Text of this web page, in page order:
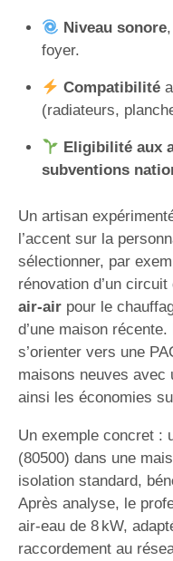
Niveau sonore
foyer.
Compatibilité
(radiateurs,
Eligibilité aux
subventions
Un artisan
l’accent sur la
sélectionner, par
rénovation d’un
air-air pour le
d’une maison
s’orienter vers une
maisons neuves avec
ainsi les économies
Un exemple concret :
(80500) dans une
isolation standard,
Après analyse, le
air-eau de 8 kW,
raccordement au